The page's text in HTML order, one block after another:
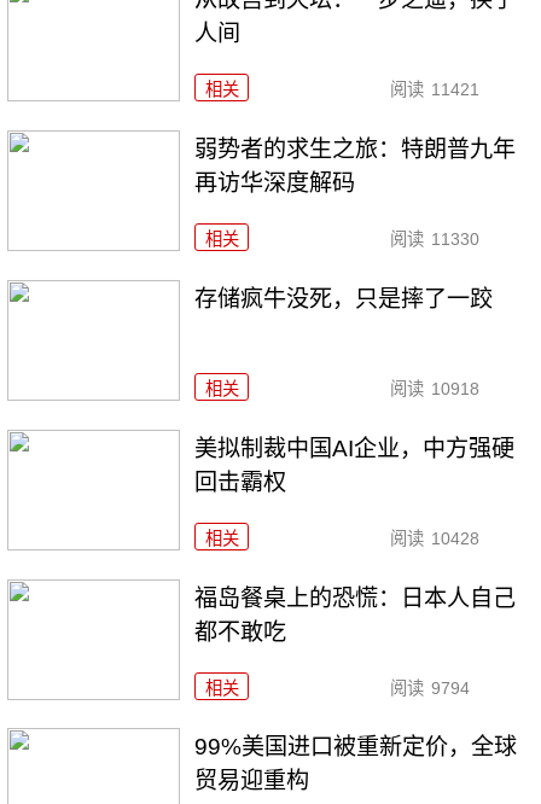
人间
相关 阅读 11421
弱势者的求生之旅：特朗普九年
再访华深度解码
相关 阅读 11330
存储疯牛没死，只是摔了一跤
相关 阅读 10918
美拟制裁中国AI企业，中方强硬
回击霸权
相关 阅读 10428
福岛餐桌上的恐慌：日本人自己
都不敢吃
相关 阅读 9794
99%美国进口被重新定价，全球
贸易迎重构